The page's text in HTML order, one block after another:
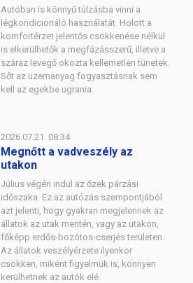
Autóban is könnyű túlzásba vinni a
légkondicionáló használatát. Holott a
komfortérzet jelentős csökkenése nélkül
is elkerülhetők a megfázásszerű, illetve a
száraz levegő okozta kellemetlen tünetek.
Sőt az üzemanyag fogyasztásnak sem
kell az egekbe ugrania.
2026.07.21. 08:34
Megnőtt a vadveszély az
utakon
Július végén indul az őzek párzási
időszaka. Ez az autózás szempontjából
azt jelenti, hogy gyakran megjelennek az
állatok az utak mentén, vagy az utakon,
főképp erdős-bozótos-cserjés területen.
Az állatok veszélyérzete ilyenkor
csökken, miként figyelmük is, könnyen
kerülhetnek az autók elé.